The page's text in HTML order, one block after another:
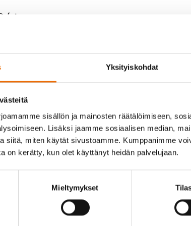
Yksityiskohdat
sisällön ja mainosten räätälöimiseen,
Lisäksi jaamme sosiaalisen median,
siitä, miten käytät sivustoamme. Kumppanimme
on kerätty, kun olet käyttänyt heidän palvelujaan.
Mieltymykset